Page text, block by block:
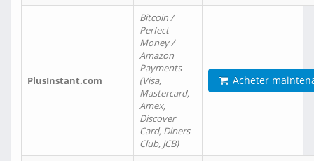
PlusInstant.com
Bitcoin /
Perfect
Money /
Amazon
Payments
(Visa,
Mastercard,
Amex,
Discover
Card, Diners
Club, JCB)
Acheter